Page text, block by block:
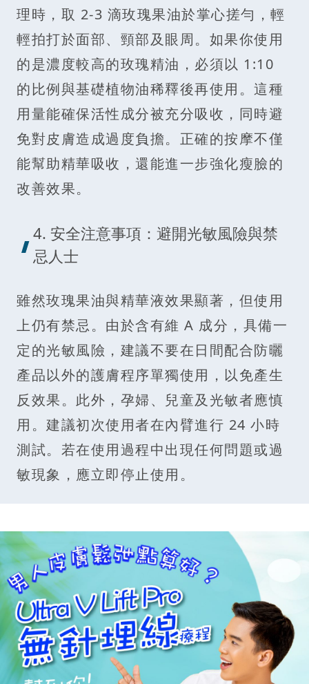
理時，取 2-3 滴玫瑰果油於掌心搓勻，輕
輕拍打於面部、頸部及眼周。如果你使用
的是濃度較高的玫瑰精油，必須以 1:10
的比例與基礎植物油稀釋後再使用。這種
用量能確保活性成分被充分吸收，同時避
免對皮膚造成過度負擔。正確的按摩不僅
能幫助精華吸收，還能進一步強化瘦臉的
改善效果。
4. 安全注意事項：避開光敏風險與禁
忌人士
雖然玫瑰果油與精華液效果顯著，但使用
上仍有禁忌。由於含有維 A 成分，具備一
定的光敏風險，建議不要在日間配合防曬
產品以外的護膚程序單獨使用，以免產生
反效果。此外，孕婦、兒童及光敏者應慎
用。建議初次使用者在內臂進行 24 小時
測試。若在使用過程中出現任何問題或過
敏現象，應立即停止使用。